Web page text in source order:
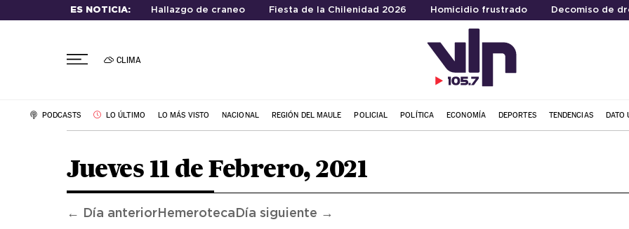
ES NOTICIA: Hallazgo de craneo Fiesta de la Chilenidad 2026 Homicidio frustrado Decomiso de
CLIMA
PODCASTS LO ÚLTIMO LO MÁS VISTO NACIONAL REGIÓN DEL MAULE POLICIAL POLÍTICA ECONOMÍA DEPORTES TENDENCIAS DATO
Jueves 11 de Febrero, 2021
← Día anteriorHemeroteca Día siguiente →